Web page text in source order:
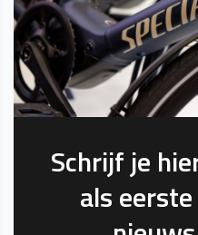
Schrijf je
als